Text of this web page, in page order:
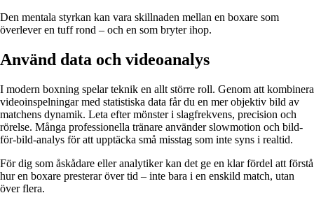
Den mentala styrkan kan vara skillnaden mellan en boxare som
överlever en tuff rond – och en som bryter ihop.
Använd data och videoanalys
I modern boxning spelar teknik en allt större roll. Genom att kombinera
videoinspelningar med statistiska data får du en mer objektiv bild av
matchens dynamik. Leta efter mönster i slagfrekvens, precision och
rörelse. Många professionella tränare använder slowmotion och bild-
för-bild-analys för att upptäcka små misstag som inte syns i realtid.
För dig som åskådare eller analytiker kan det ge en klar fördel att förstå
hur en boxare presterar över tid – inte bara i en enskild match, utan
över flera.